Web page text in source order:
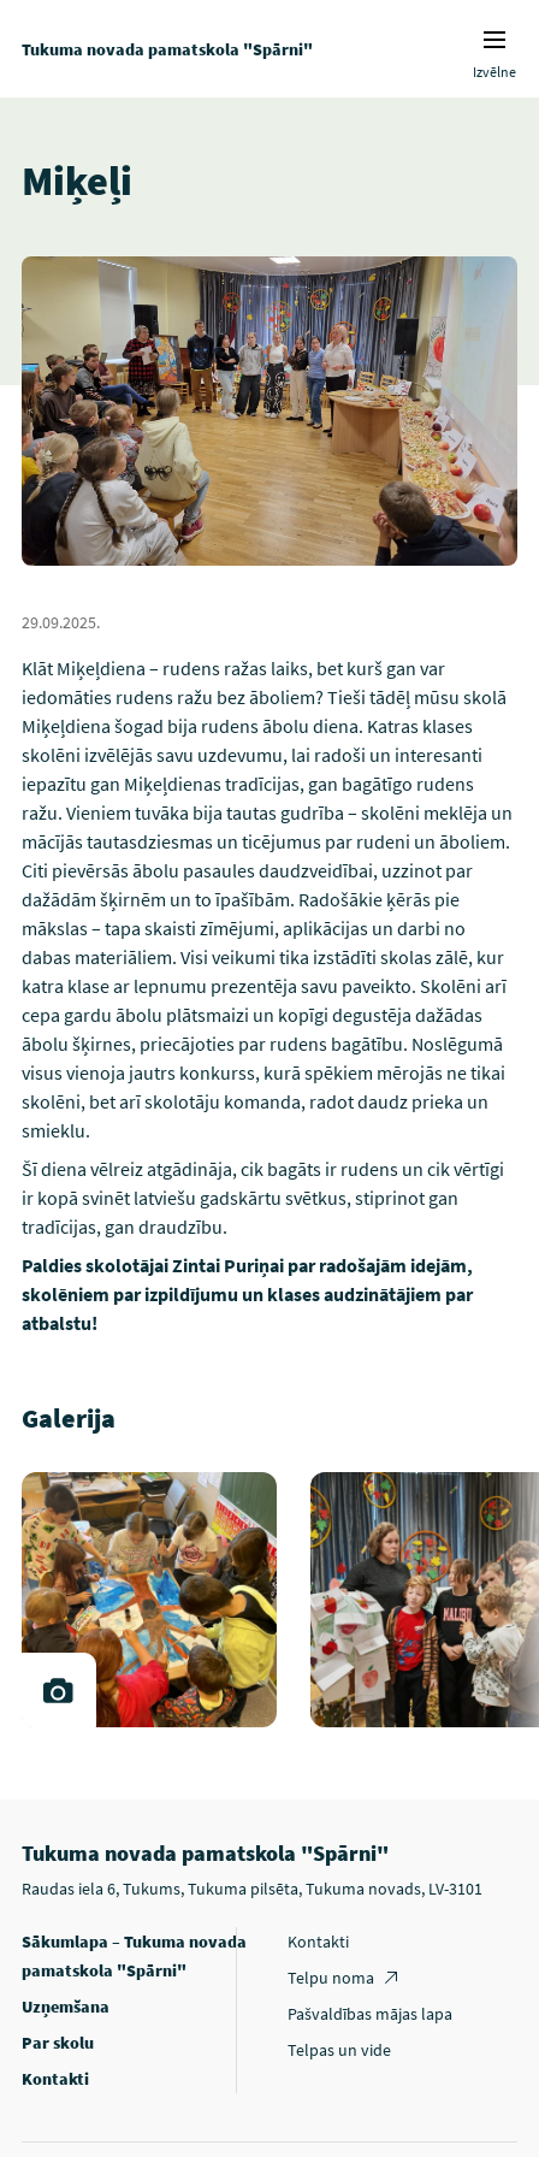
Tukuma novada pamatskola "Spārni"
Izvēlne
Miķeļi
29.09.2025.
Klāt Miķeļdiena – rudens ražas laiks, bet kurš gan var
iedomāties rudens ražu bez āboliem? Tieši tādēļ mūsu skolā
Miķeļdiena šogad bija rudens ābolu diena. Katras klases
skolēni izvēlējās savu uzdevumu, lai radoši un interesanti
iepazītu gan Miķeļdienas tradīcijas, gan bagātīgo rudens
ražu. Vieniem tuvāka bija tautas gudrība – skolēni meklēja un
mācījās tautasdziesmas un ticējumus par rudeni un āboliem.
Citi pievērsās ābolu pasaules daudzveidībai, uzzinot par
dažādām šķirnēm un to īpašībām. Radošākie ķērās pie
mākslas – tapa skaisti zīmējumi, aplikācijas un darbi no
dabas materiāliem. Visi veikumi tika izstādīti skolas zālē, kur
katra klase ar lepnumu prezentēja savu paveikto. Skolēni arī
cepa gardu ābolu plātsmaizi un kopīgi degustēja dažādas
ābolu šķirnes, priecājoties par rudens bagātību. Noslēgumā
visus vienoja jautrs konkurss, kurā spēkiem mērojās ne tikai
skolēni, bet arī skolotāju komanda, radot daudz prieka un
smieklu.
Šī diena vēlreiz atgādināja, cik bagāts ir rudens un cik vērtīgi
ir kopā svinēt latviešu gadskārtu svētkus, stiprinot gan
tradīcijas, gan draudzību.
Paldies skolotājai Zintai Puriņai par radošajām idejām,
skolēniem par izpildījumu un klases audzinātājiem par
atbalstu!
Galerija
Tukuma novada pamatskola "Spārni"
Raudas iela 6, Tukums, Tukuma pilsēta, Tukuma novads, LV-3101
Sākumlapa – Tukuma novada
pamatskola "Spārni"
Uzņemšana
Par skolu
Kontakti
Kontakti
Telpu noma
Pašvaldības mājas lapa
Telpas un vide